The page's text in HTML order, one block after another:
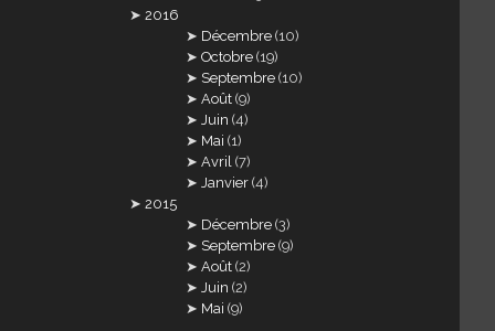
2016
Décembre (10)
Octobre (19)
Septembre (10)
Août (9)
Juin (4)
Mai (1)
Avril (7)
Janvier (4)
2015
Décembre (3)
Septembre (9)
Août (2)
Juin (2)
Mai (9)